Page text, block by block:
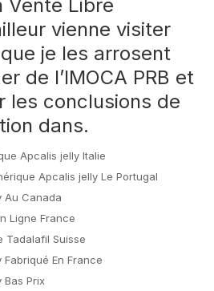
Vente Libre
vienne visiter
je les arrosent
de l’IMOCA PRB et
les conclusions de
dans.
Apcalis jelly Italie
Apcalis jelly Le Portugal
Au Canada
Ligne France
Tadalafil Suisse
En France
Bas Prix